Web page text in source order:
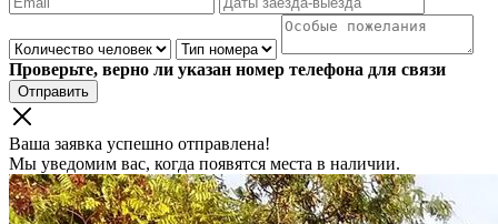
Проверьте, верно ли указан номер телефона для связи
Отправить
Ваша заявка успешно отправлена!
Мы уведомим вас, когда появятся места в наличии.